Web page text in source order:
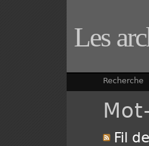
Les
Recherche
Fil